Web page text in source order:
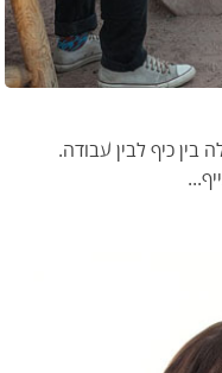
בין כיף לבין עבודה.